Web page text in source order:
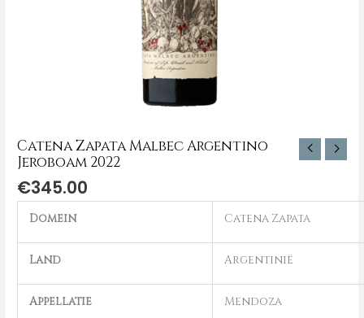
Catena Zapata Malbec Argentino
Jeroboam 2022
€345.00
Domein Catena Zapata
Land Argentinië
Appellatie Mendoza